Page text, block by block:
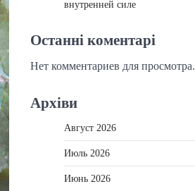
внутренней силе
Останні коментарі
Нет комментариев для просмотра.
Архіви
Август 2026
Июль 2026
Июнь 2026